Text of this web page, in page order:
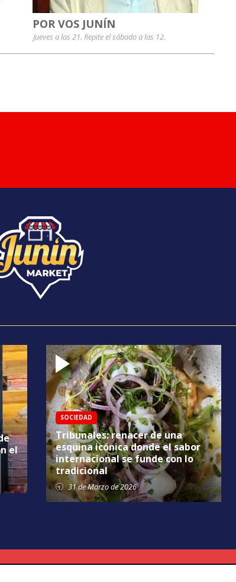
POR VOS JUNÍN
Jueves a las 21. Repite el sábado a las 12.
el
SOCIEDAD
Tribunales: renacer de una
esquina icónica donde el sabor
internacional se funde con lo
tradicional
31 deMarzode 2026